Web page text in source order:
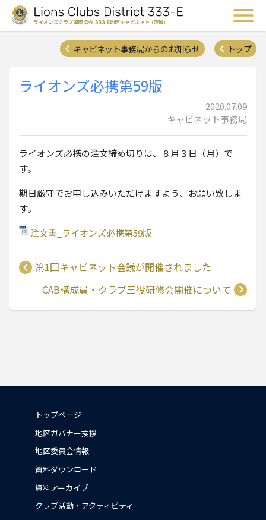
ライオンズクラ
トップ
キャビネット事務局からのお知らせ
ライオンズ必携第59版
2020.07.09
キャビネット事務局
ライオンズ必携の注文締め切りは、８月３日（月）で
す。
期日厳守でお申し込みいただけますよう、お願い致しま
す。
注文書_ライオンズ必携第59版
第1回キャビネット会議が開催されました
CAB構成員・クラブ三役研修会開催について
トップページ
地区ガバナー挨拶
地区委員会情報
資料ダウンロード
資料アーカイブ
クラブ活動・アクティビティ